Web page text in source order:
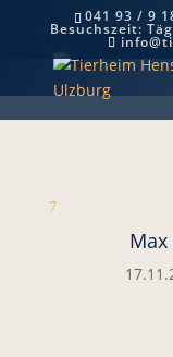
041 93 / 9
Besuchszeit:
Max –
7